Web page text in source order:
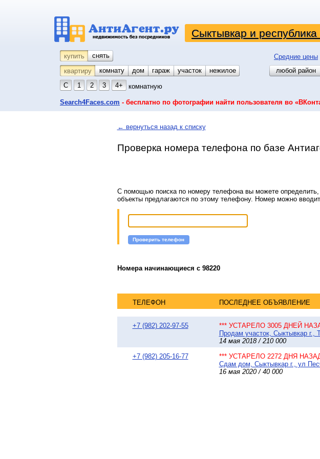
Сыктывкар и
купить снять
Средние цены
квартиру
комнату койко-место
дом гараж участок
нежилое
С
1 2 3 4+ комнатную
любой район
Search4Faces.com - бесплатно по фотографии найти пользователя во
← вернуться назад к списку
Проверка номера телефона по базе
С помощью поиска по номеру телефона вы можете определить,
объекты предлагаются по этому телефону. Номер можно
Проверить телефон
Номера начинающиеся с 98220
ТЕЛЕФОН ПОСЛЕДНЕЕ ОБЪЯВЛЕНИЕ
+7 (982) 202-97-55
*** УСТАРЕЛО 3005 ДНЕЙ
Продам участок, Сыктывкар г.,
14 мая 2018 / 210 000
+7 (982) 205-16-77
*** УСТАРЕЛО 2272 ДНЯ
Сдам дом, Сыктывкар г., ул
16 мая 2020 / 40 000